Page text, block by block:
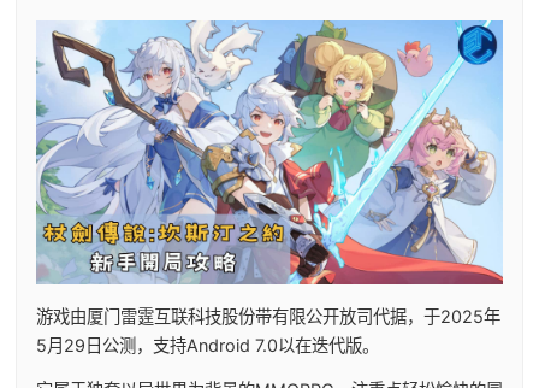
游戏由厦门雷霆互联科技股份带有限公开放司代据，于2025年
5月29日公测，支持Android 7.0以在迭代版。